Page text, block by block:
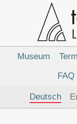
Museum
FAQ
Sprachauswahl
Deutsch